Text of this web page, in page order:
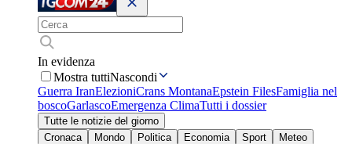
In evidenza
Mostra tuttiNascondi
Guerra IranElezioniCrans MontanaEpstein FilesFamiglia nel
boscoGarlascoEmergenza ClimaTutti i dossier
Tutte le notizie del giorno
Cronaca
Mondo Politica Economia Sport
Meteo